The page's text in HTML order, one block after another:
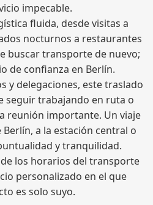
impecable.
fluida, desde visitas a
nocturnos a restaurantes
buscar transporte de nuevo;
de confianza en Berlín.
y delegaciones, este traslado
seguir trabajando en ruta o
reunión importante. Un viaje
a la estación central o
y tranquilidad.
los horarios del transporte
personalizado en el que
es solo suyo.